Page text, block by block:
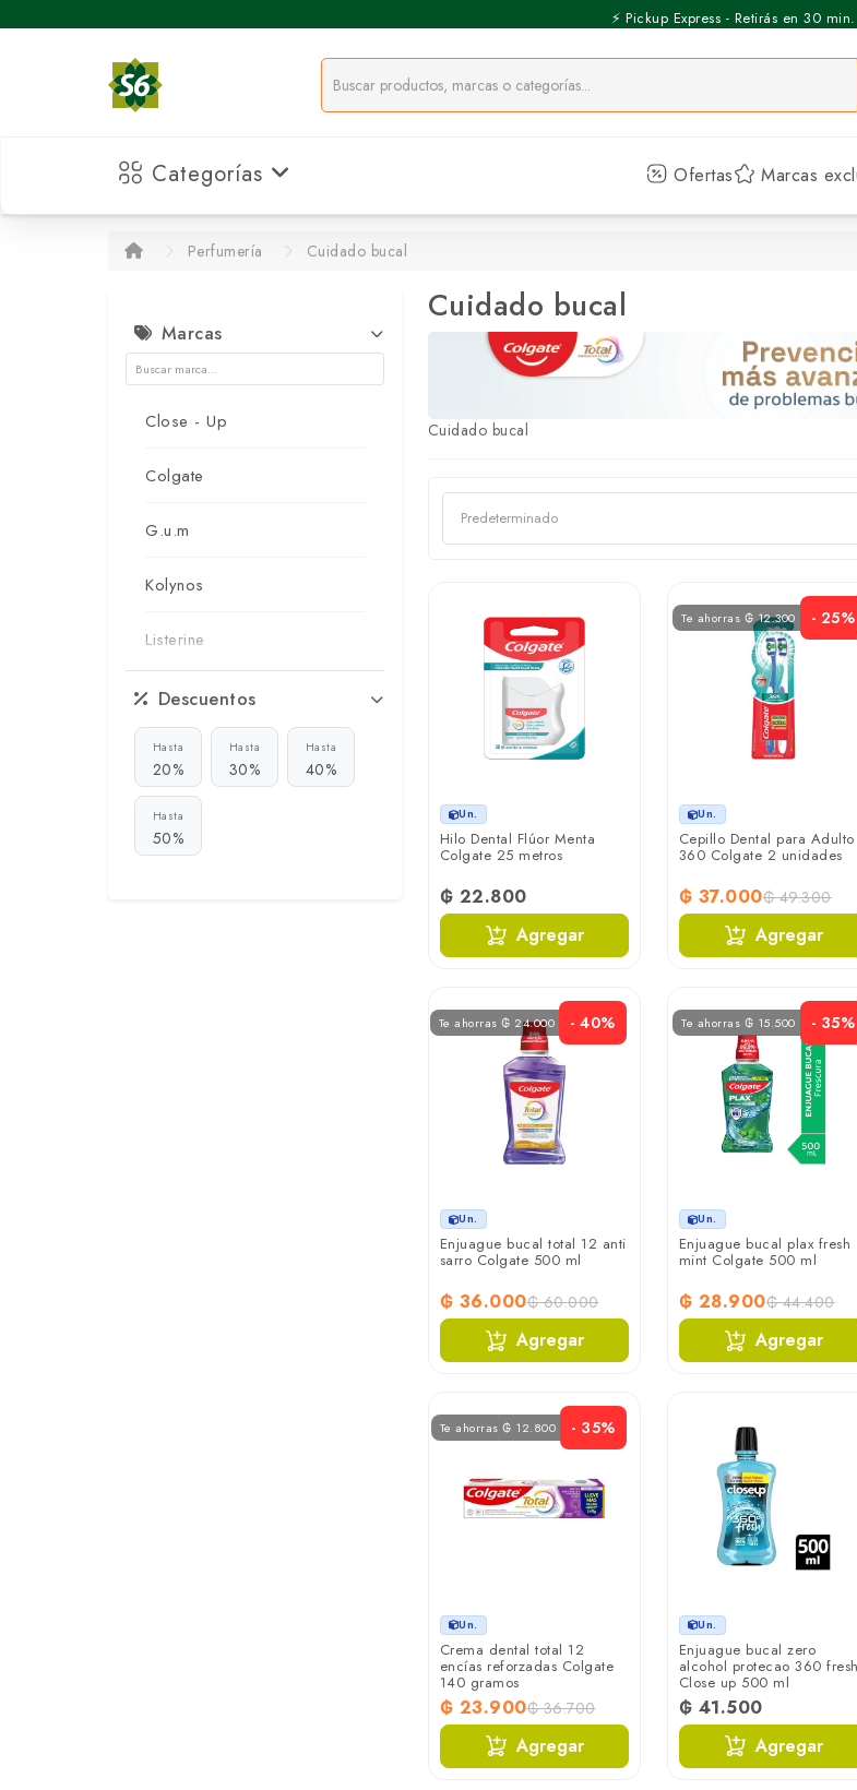
⚡️ Pickup Express - Retirás en 30 min.
Categorías Ofertas Marcas
Perfumería Cuidado bucal
Marcas
Close - Up
Colgate
G.u.m
Kolynos
Listerine
Oral-b
Reach
Sorriso
Tandy
Descuentos
Hasta
20%
Hasta
30%
Hasta
40%
Hasta
50%
Cuidado bucal
Cuidado bucal
Un.
Hilo Dental Flúor Menta
Colgate 25 metros
₲ 22.800
Agregar
Te ahorras ₲ 12.300 - 25%
Un.
Cepillo Dental para Adulto
360 Colgate 2 unidades
₲ 37.000₲ 49.300
Agregar
Te ahorras ₲ 24.000 - 40%
Un.
Enjuague bucal total 12 anti
sarro Colgate 500 ml
₲ 36.000₲ 60.000
Agregar
Te ahorras ₲ 15.500 - 35%
Un.
Enjuague bucal plax fresh
mint Colgate 500 ml
₲ 28.900₲ 44.400
Agregar
Te ahorras ₲ 12.800 - 35%
Un.
Crema dental total 12
encías reforzadas Colgate
140 gramos
₲ 23.900₲ 36.700
Agregar
Un.
Enjuague bucal zero
alcohol protecao 360 fresh
Close up 500 ml
₲ 41.500
Agregar